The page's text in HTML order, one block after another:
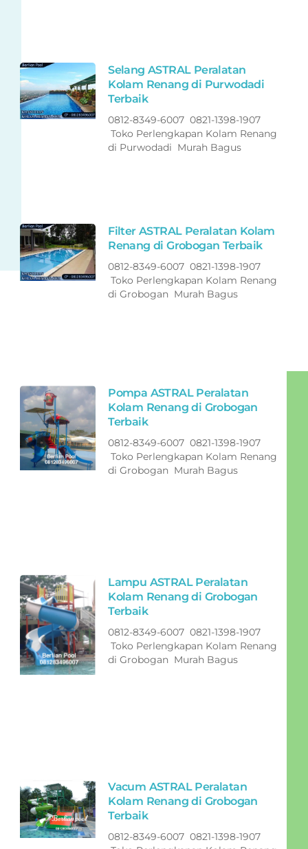
Selang ASTRAL Peralatan
Kolam Renang di Purwodadi
Terbaik
0812-8349-6007 0821-1398-1907
Toko Perlengkapan Kolam Renang
di Purwodadi Murah Bagus
Filter ASTRAL Peralatan Kolam
Renang di Grobogan Terbaik
0812-8349-6007 0821-1398-1907
Toko Perlengkapan Kolam Renang
di Grobogan Murah Bagus
Pompa ASTRAL Peralatan
Kolam Renang di Grobogan
Terbaik
0812-8349-6007 0821-1398-1907
Toko Perlengkapan Kolam Renang
di Grobogan Murah Bagus
Lampu ASTRAL Peralatan
Kolam Renang di Grobogan
Terbaik
0812-8349-6007 0821-1398-1907
Toko Perlengkapan Kolam Renang
di Grobogan Murah Bagus
Vacum ASTRAL Peralatan
Kolam Renang di Grobogan
Terbaik
0812-8349-6007 0821-1398-1907